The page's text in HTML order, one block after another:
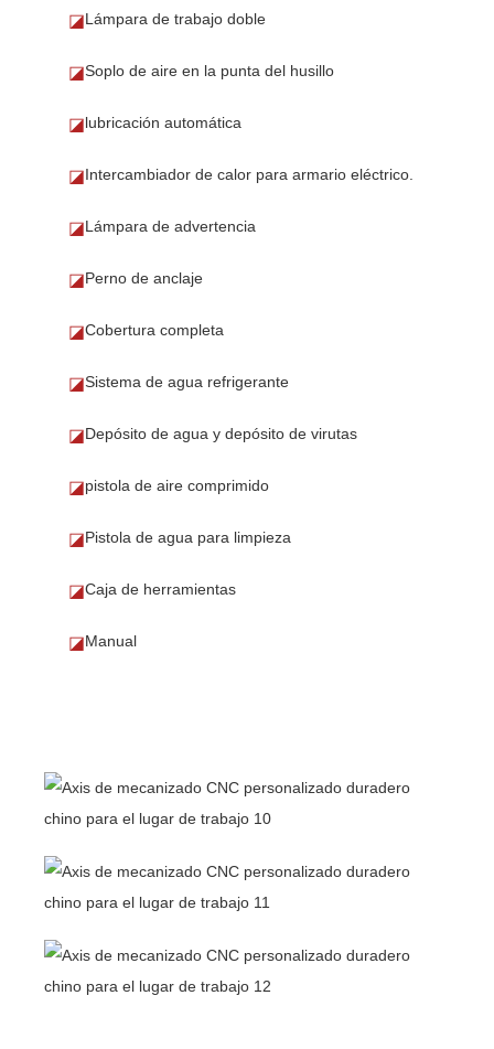
◪Lámpara de trabajo doble
◪Soplo de aire en la punta del husillo
◪lubricación automática
◪Intercambiador de calor para armario eléctrico.
◪Lámpara de advertencia
◪Perno de anclaje
◪Cobertura completa
◪Sistema de agua refrigerante
◪Depósito de agua y depósito de virutas
◪pistola de aire comprimido
◪Pistola de agua para limpieza
◪Caja de herramientas
◪Manual